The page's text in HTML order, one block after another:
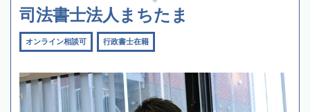
司法書士法人まちたま
オンライン相談可 行政書士在籍